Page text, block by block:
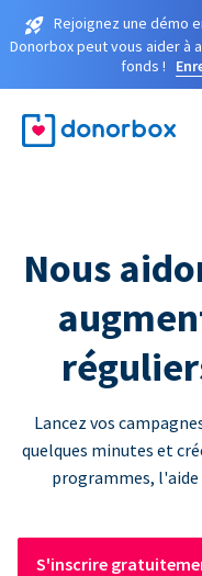
Rejoignez une démo
Donorbox peut vous aider
fonds !
Nous
Lancez vos
quelques minutes et
programmes,
S'inscrire